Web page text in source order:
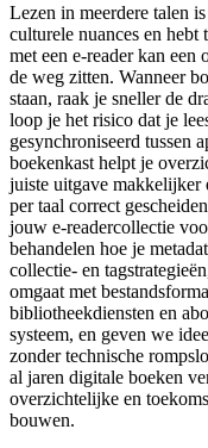
Lezen in meerdere talen
culturele nuances en hebt
met een e-reader kan
de weg zitten. Wanneer
staan, raak je sneller de
loop je het risico dat je
gesynchroniseerd tussen
boekenkast helpt je
juiste uitgave makkelijker
per taal correct
jouw e-readercollectie
behandelen hoe je
collectie- en
omgaat met
bibliotheekdiensten en
systeem, en geven we
zonder technische
al jaren digitale boeken
overzichtelijke en
bouwen.